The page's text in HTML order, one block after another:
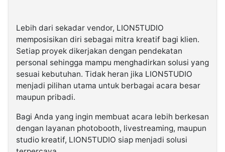
Lebih dari sekadar vendor, LION5TUDIO
memposisikan diri sebagai mitra kreatif bagi klien.
Setiap proyek dikerjakan dengan pendekatan
personal sehingga mampu menghadirkan solusi yang
sesuai kebutuhan. Tidak heran jika LION5TUDIO
menjadi pilihan utama untuk berbagai acara besar
maupun pribadi.
Bagi Anda yang ingin membuat acara lebih berkesan
dengan layanan photobooth, livestreaming, maupun
studio kreatif, LION5TUDIO siap menjadi solusi